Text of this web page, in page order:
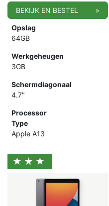
BEKIJK EN BESTEL »
Opslag
64GB
Werkgeheugen
3GB
Schermdiagonaal
4.7"
Processor
Type
Apple A13
★★★